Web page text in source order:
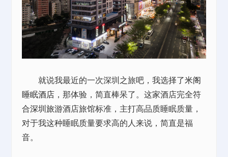
就说我最近的一次深圳之旅吧，我选择了米阁
睡眠酒店 ，那体验，简直棒呆了。这家酒店完全符
合深圳旅游酒店旅馆标准，主打高品质睡眠质量，
对于我这种睡眠质量要求高的人来说，简直是福
音。